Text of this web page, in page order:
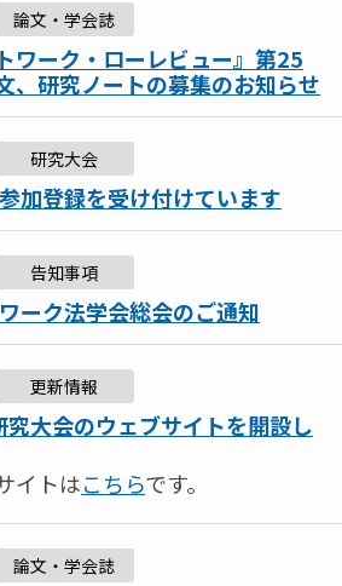
論文・学会誌
ワーク・ローレビュー』第25
、研究ノートの募集のお知らせ
研究大会
加登録を受け付けています
告知事項
ーク法学会総会のご通知
更新情報
大会のウェブサイトを開設し
イトはこちらです。
論文・学会誌